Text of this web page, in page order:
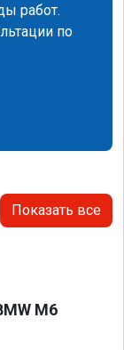
работ.
по
Показать все
M6